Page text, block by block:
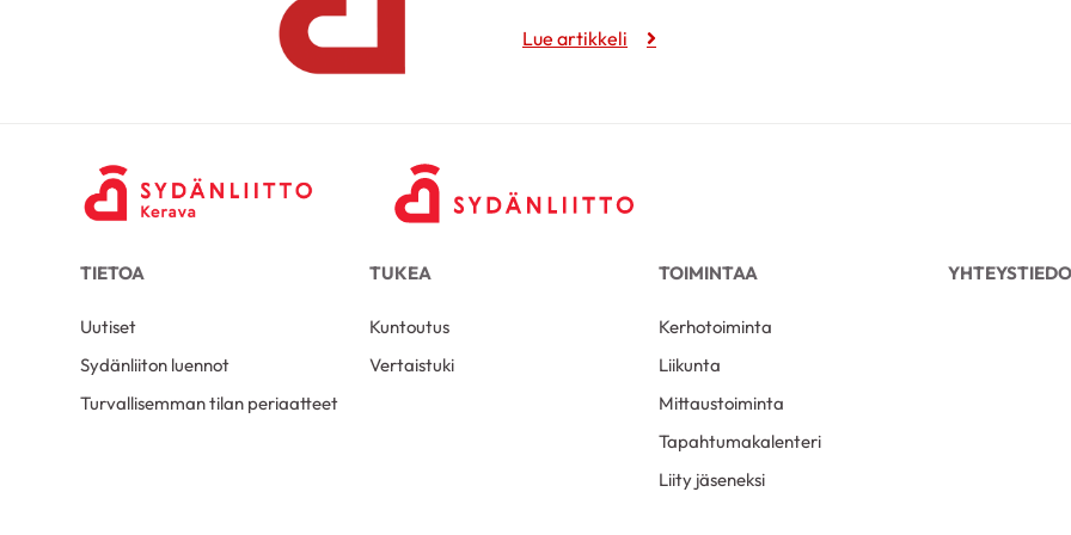
Lue artikkeli
TIETOA
Uutiset
Sydänliiton luennot
Turvallisemman tilan periaatteet
TUKEA
Kuntoutus
Vertaistuki
TOIMINTAA
Kerhotoiminta
Liikunta
Mittaustoiminta
Tapahtumakalenteri
Liity jäseneksi